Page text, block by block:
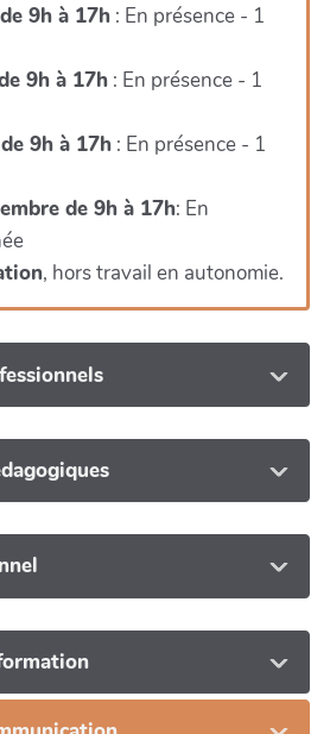
9h à 17h : En présence - 1
9h à 17h : En présence - 1
9h à 17h : En présence - 1
de 9h à 17h: En
, hors travail en autonomie.